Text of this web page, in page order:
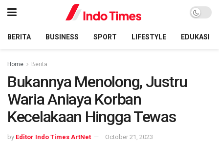
BERITA BUSINESS SPORT LIFESTYLE EDUKASI
Home Berita
Bukannya Menolong, Justru
Waria Aniaya Korban
Kecelakaan Hingga Tewas
by Editor Indo Times ArtNet
October 21, 2023